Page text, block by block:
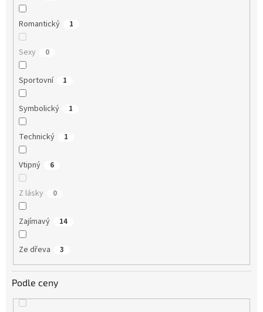
Romantický 1
Sexy 0
Sportovní 1
Symbolický 1
Technický 1
Vtipný 6
Z lásky 0
Zajímavý 14
Ze dřeva 3
Podle ceny